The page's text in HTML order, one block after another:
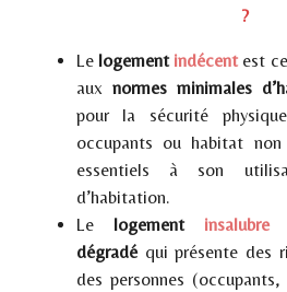
?
Le logement indécent est
aux normes minimales
pour la sécurité
occupants ou habitat
essentiels à son
d’habitation.
Le logement insalubre
dégradéqui présente des
des personnes